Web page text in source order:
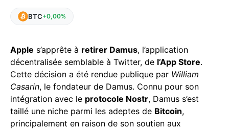
BTC+0,00%
Apple s’apprête à retirer Damus, l’application
décentralisée semblable à Twitter, de l’App Store.
Cette décision a été rendue publique par William
Casarin, le fondateur de Damus. Connu pour son
intégration avec le protocole Nostr, Damus s’est
taillé une niche parmi les adeptes de Bitcoin,
principalement en raison de son soutien aux